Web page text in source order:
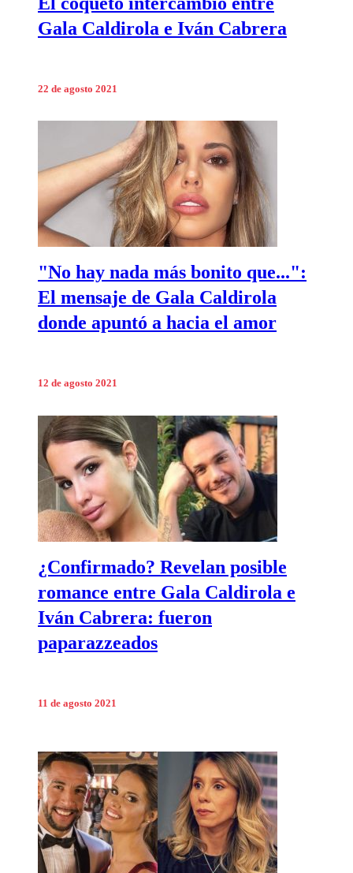
Gala Caldirola e Iván Cabrera
22 de agosto 2021
"No hay nada más bonito que...":
El mensaje de Gala Caldirola
donde apuntó a hacia el amor
12 de agosto 2021
¿Confirmado? Revelan posible
romance entre Gala Caldirola e
Iván Cabrera: fueron
paparazzeados
11 de agosto 2021